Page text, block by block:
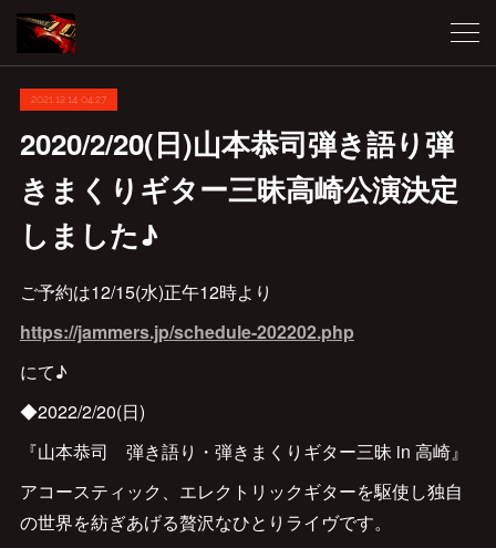
2021.12.14 04:27
2020/2/20(日)山本恭司弾き語り弾
きまくりギター三昧高崎公演決定
しました♪
ご予約は12/15(水)正午12時より
https://jammers.jp/schedule-202202.php
にて♪
◆2022/2/20(日)
『山本恭司 弾き語り・弾きまくりギター三昧 in 高崎』
アコースティック、エレクトリックギターを駆使し独自
の世界を紡ぎあげる贅沢なひとりライヴです。